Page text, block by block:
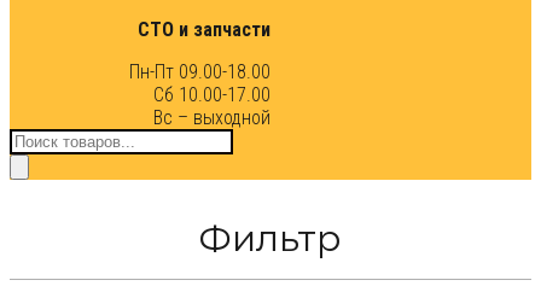
СТО и запчасти
Пн-Пт 09.00-18.00
Сб 10.00-17.00
Вс – выходной
Поиск
товаров
Фильтр